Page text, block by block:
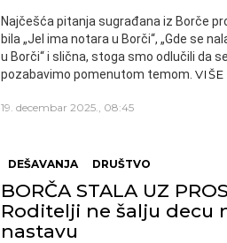
Najčešća pitanja sugrađana iz Borče
bila „Jel ima notara u Borči“, „Gde se
u Borči“ i slična, stoga smo odlučili da
pozabavimo pomenutom temom. VIŠE
19. decembar 2025., 08:45
DEŠAVANJA DRUŠTVO
BORČA STALA UZ
Roditelji ne šalju decu
nastavu